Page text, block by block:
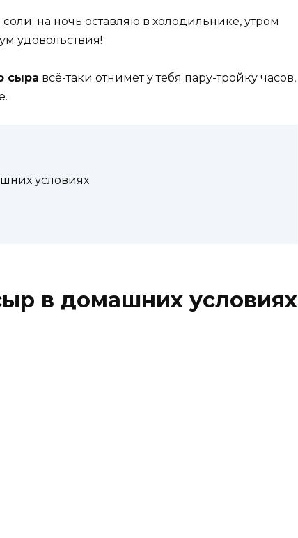
сыра всё-таки отнимет у тебя пару-тройку часов,
условиях
в домашних условиях